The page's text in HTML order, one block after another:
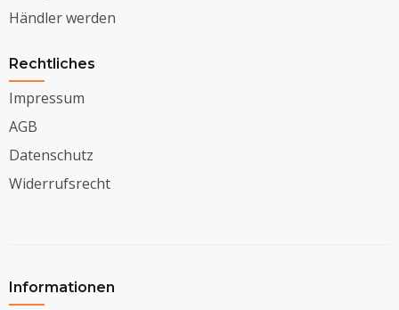
Händler werden
Rechtliches
Impressum
AGB
Datenschutz
Widerrufsrecht
Informationen